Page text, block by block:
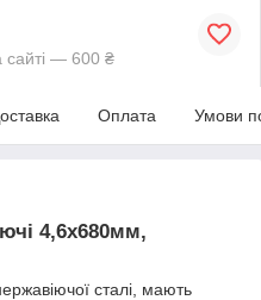
сайті — 600 ₴
Оплата Умови
4,6x680мм,
сталі, мають